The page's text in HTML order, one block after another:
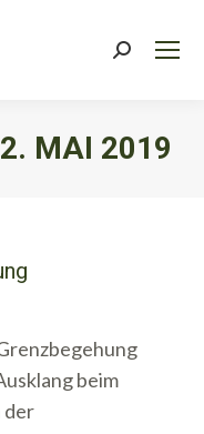
Search:
2. MAI 2019
beim
der